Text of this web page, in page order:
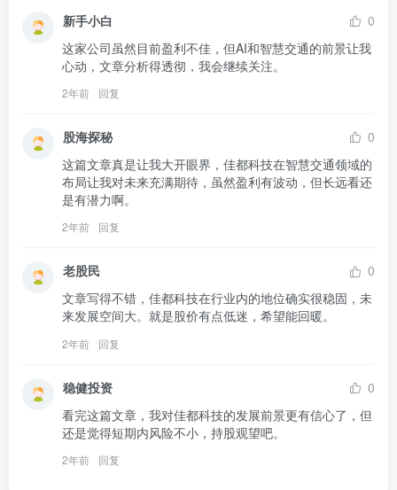
新手小白
0
这家公司虽然目前盈利不佳，但AI和智慧交通的前景让我
心动，文章分析得透彻，我会继续关注。
2年前 回复
股海探秘
0
这篇文章真是让我大开眼界，佳都科技在智慧交通领域的
布局让我对未来充满期待，虽然盈利有波动，但长远看还
是有潜力啊。
2年前 回复
老股民
0
文章写得不错，佳都科技在行业内的地位确实很稳固，未
来发展空间大。就是股价有点低迷，希望能回暖。
2年前 回复
稳健投资
0
看完这篇文章，我对佳都科技的发展前景更有信心了，但
还是觉得短期内风险不小，持股观望吧。
2年前 回复